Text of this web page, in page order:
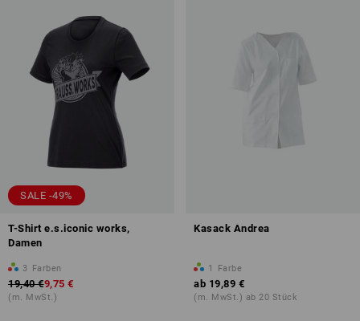
SALE -49%
T-Shirt e.s.iconic works,
Damen
3 Farben
19,40 €9,75 €
(m. MwSt.)
Kasack Andrea
1 Farbe
ab 19,89 €
(m. MwSt.) ab 20 Stück